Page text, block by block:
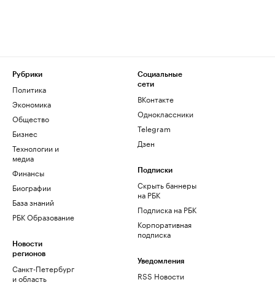
Рубрики
Политика
Экономика
Общество
Бизнес
Технологии и
медиа
Финансы
Биографии
База знаний
РБК Образование
Новости
регионов
Санкт-Петербург
и область
Социальные
сети
ВКонтакте
Одноклассники
Telegram
Дзен
Подписки
Скрыть баннеры
на РБК
Подписка на РБК
Корпоративная
подписка
Уведомления
RSS Новости